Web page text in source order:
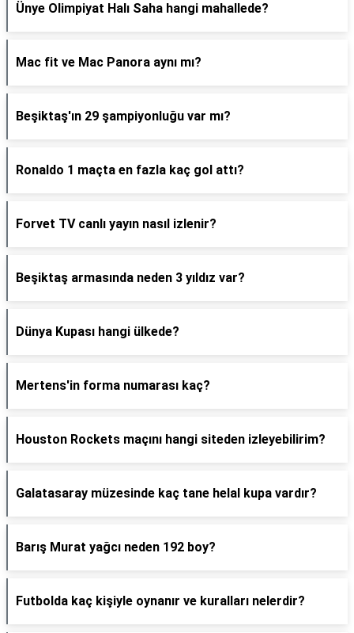
Ünye Olimpiyat Halı Saha hangi mahallede?
Mac fit ve Mac Panora aynı mı?
Beşiktaş'ın 29 şampiyonluğu var mı?
Ronaldo 1 maçta en fazla kaç gol attı?
Forvet TV canlı yayın nasıl izlenir?
Beşiktaş armasında neden 3 yıldız var?
Dünya Kupası hangi ülkede?
Mertens'in forma numarası kaç?
Houston Rockets maçını hangi siteden izleyebilirim?
Galatasaray müzesinde kaç tane helal kupa vardır?
Barış Murat yağcı neden 192 boy?
Futbolda kaç kişiyle oynanır ve kuralları nelerdir?